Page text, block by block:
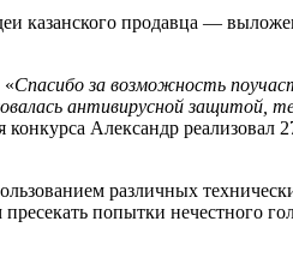
казанского продавца —
«Спасибо за возможность
антивирусной защитой,
Александр реализовал
различных
попытки нечестного